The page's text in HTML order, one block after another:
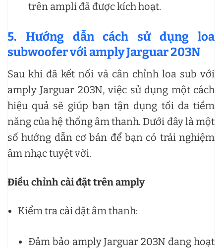
trên ampli đã được kích hoạt.
5. Hướng dẫn cách sử dụng loa
subwoofer với amply Jarguar 203N
Sau khi đã kết nối và cân chỉnh loa sub với
amply Jarguar 203N, việc sử dụng một cách
hiệu quả sẽ giúp bạn tận dụng tối đa tiềm
năng của hệ thống âm thanh. Dưới đây là một
số hướng dẫn cơ bản để bạn có trải nghiệm
âm nhạc tuyệt vời.
Điều chỉnh cài đặt trên amply
Kiểm tra cài đặt âm thanh:
Đảm bảo amply Jarguar 203N đang hoạt